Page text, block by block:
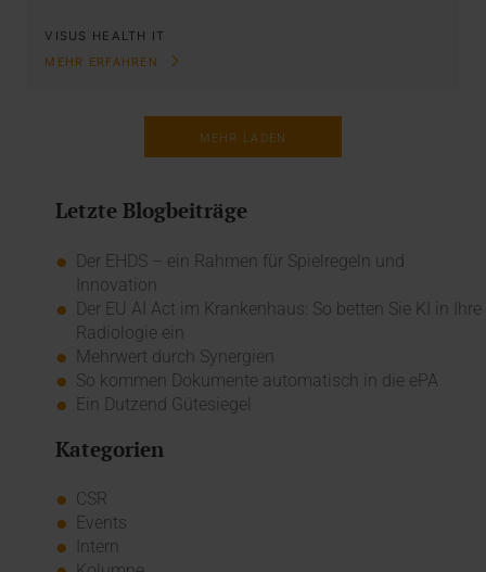
VISUS HEALTH IT
MEHR ERFAHREN
MEHR LADEN
Letzte Blogbeiträge
Der EHDS – ein Rahmen für Spielregeln und
Innovation
Der EU AI Act im Krankenhaus: So betten Sie KI in Ihre
Radiologie ein
Mehrwert durch Synergien
So kommen Dokumente automatisch in die ePA
Ein Dutzend Gütesiegel
Kategorien
CSR
Events
Intern